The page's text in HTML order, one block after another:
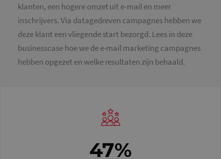
klanten, een hogere omzet uit e-mail en meer
inschrijvers. Via datagedreven campagnes hebben we
deze klant een vliegende start bezorgd. Lees in deze
businesscase hoe we de e-mail marketing campagnes
hebben opgezet en welke resultaten zijn behaald.
47%